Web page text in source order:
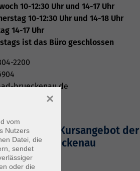
10-12:30 Uhr und 14-17 Uhr
10-12:30 Uhr und 14-18 Uhr
14-17 Uhr
ist das Büro geschlossen
2200
brueckenau.de
für das Kursangebot der
Bad Brückenau
vom
Nutzers
Datei, die
sendet
oder die
×